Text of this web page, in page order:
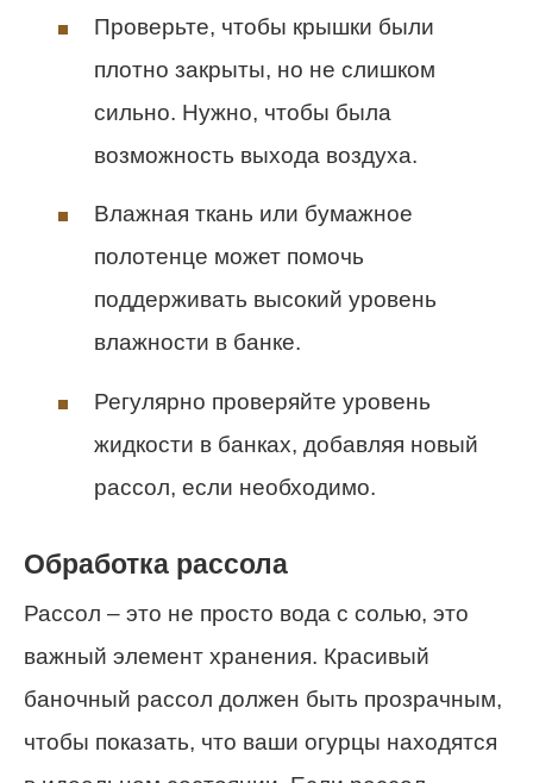
Проверьте, чтобы крышки были
плотно закрыты, но не слишком
сильно. Нужно, чтобы была
возможность выхода воздуха.
Влажная ткань или бумажное
полотенце может помочь
поддерживать высокий уровень
влажности в банке.
Регулярно проверяйте уровень
жидкости в банках, добавляя новый
рассол, если необходимо.
Обработка рассола
Рассол – это не просто вода с солью, это
важный элемент хранения. Красивый
баночный рассол должен быть прозрачным,
чтобы показать, что ваши огурцы находятся